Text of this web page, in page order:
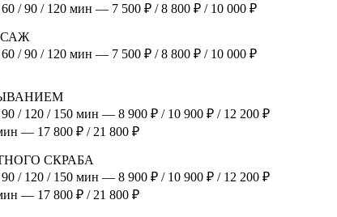
/ 90 / 120 мин — 7 500 ₽ / 8 800 ₽ / 10 000 ₽
/ 90 / 120 мин — 7 500 ₽ / 8 800 ₽ / 10 000 ₽
/ 120 / 150 мин — 8 900 ₽ / 10 900 ₽ / 12 200 ₽
— 17 800 ₽ / 21 800 ₽
СКРАБА
/ 120 / 150 мин — 8 900 ₽ / 10 900 ₽ / 12 200 ₽
— 17 800 ₽ / 21 800 ₽